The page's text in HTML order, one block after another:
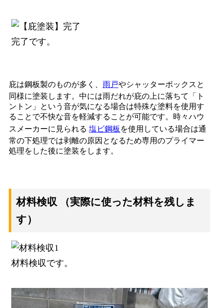
完了です。
庇は鋼板製のものが多く、 雨戸やシャッターボックスと
同様に塗装します。中には雨だれが庇の上に落ちて「ト
ントン」という音が気になる場合は特殊な塗料を使用す
ることで不快な音を軽減することが可能です。時々ハウ
スメーカーに見られる 塩ビ鋼板 を使用している場合は通
常の下処理では剥離の原因となるため専用のプライマー
処理をした後に塗装をします。
材料検収 （実際に使った材料を残しま
す）
材料検収です。